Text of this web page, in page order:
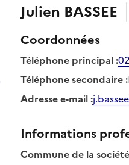
Julien BASSEE
Coordonnées
Téléphone principal:
Téléphone secondaire:
Adresse e-mail:
Informations
Commune de la société